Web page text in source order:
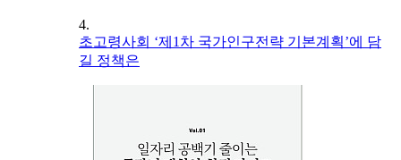
4.
초고령사회 ‘제1차 국가인구전략 기본계획’에 담
길 정책은